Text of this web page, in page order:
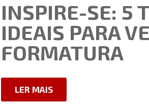
INSPIRE-SE: 5
IDEAIS PARA
FORMATURA
LER MAIS